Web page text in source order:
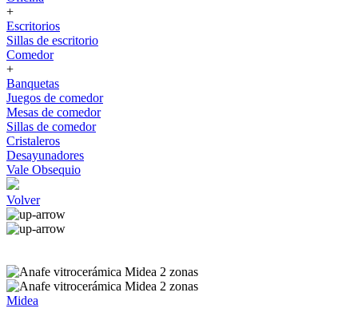
+
Escritorios
Sillas de escritorio
Comedor
+
Banquetas
Juegos de comedor
Mesas de comedor
Sillas de comedor
Cristaleros
Desayunadores
Vale Obsequio
Volver
Midea